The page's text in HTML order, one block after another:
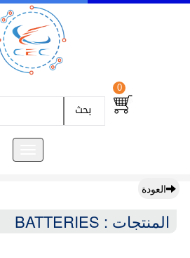
0
بحث
العودة
المنتجات : BATTERIES